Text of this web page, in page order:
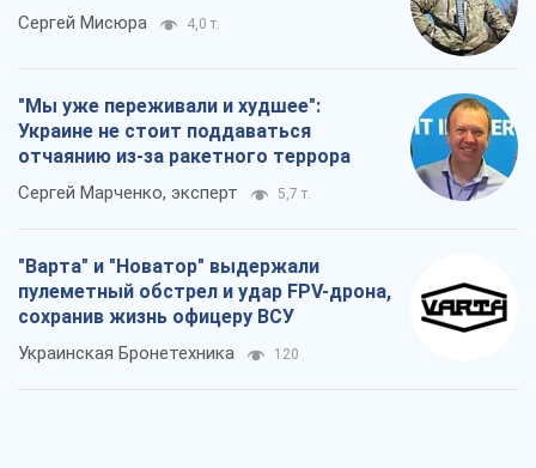
Сергей Мисюра 4,0 т.
"Мы уже переживали и худшее":
Украине не стоит поддаваться
отчаянию из-за ракетного террора
Сергей Марченко, эксперт 5,7 т.
"Варта" и "Новатор" выдержали
пулеметный обстрел и удар FPV-дрона,
сохранив жизнь офицеру ВСУ
Украинская Бронетехника 120